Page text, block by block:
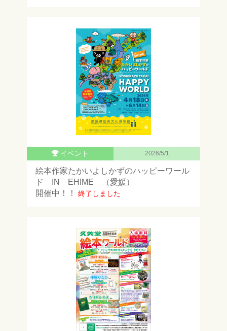
イベント 2026/5/1
絵本作家たかいよしかずのハッピーワール
ド IN EHIME （愛媛）
開催中！！
終了しました